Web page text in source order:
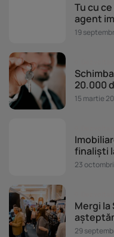
Tu cu
agent
19
20.000
15 martie
finaliști
23
Mergi la
29